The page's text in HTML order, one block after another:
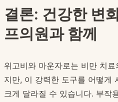
결론: 건강한 변
프의원과 함께
위고비와 마운자로는 비만 치
지만, 이 강력한 도구를 어떻게
크게 달라질 수 있습니다. 부작